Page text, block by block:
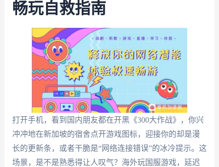
畅玩自救指南
打开手机，看到国内朋友都在开黑《300大作战》，你兴
冲冲地在新加坡的宿舍点开游戏图标，迎接你的却是漫
长的更新条，或者干脆是“网络连接错误”的冰冷提示。这
场景，是不是熟悉得让人叹气？海外玩国服游戏，延迟